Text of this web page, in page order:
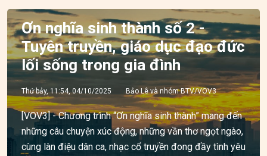
Ơn nghĩa sinh thành số 2 -
Tuyên truyền, giáo dục đạo đức
lối sống trong gia đình
Thứ bảy, 11:54, 04/10/2025 Bảo Lê và nhóm BTV/VOV3
[VOV3] - Chương trình “Ơn nghĩa sinh thành” mang đến
những câu chuyện xúc động, những vần thơ ngọt ngào,
cùng làn điệu dân ca, nhạc cổ truyền đong đầy tình yêu